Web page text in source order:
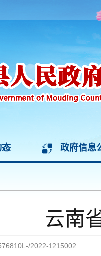
态 政府信息
云南
2022-1215002